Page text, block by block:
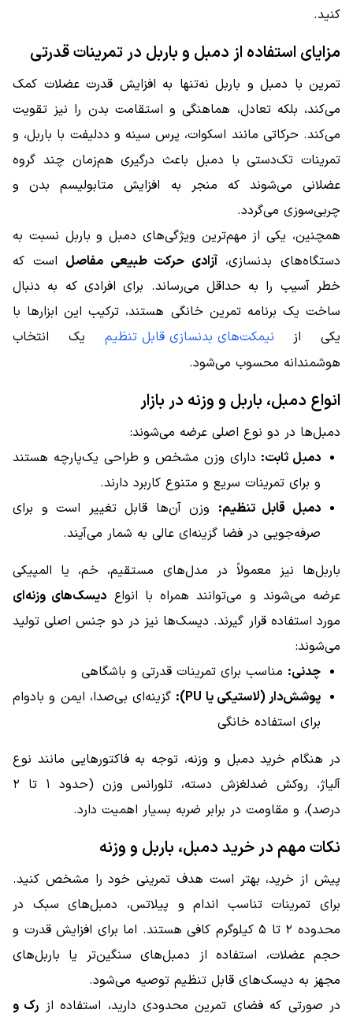
کنید.
مزایای استفاده از دمبل و باربل در تمرینات قدرتی
تمرین با دمبل و باربل نه‌تنها به افزایش قدرت عضلات کمک
می‌کند، بلکه تعادل، هماهنگی و استقامت بدن را نیز تقویت
می‌کند. حرکاتی مانند اسکوات، پرس سینه و ددلیفت با باربل، و
تمرینات تک‌دستی با دمبل باعث درگیری هم‌زمان چند گروه
عضلانی می‌شوند که منجر به افزایش متابولیسم بدن و
چربی‌سوزی می‌گردد.
همچنین، یکی از مهم‌ترین ویژگی‌های دمبل و باربل نسبت به
دستگاه‌های بدنسازی،آزادی حرکت طبیعی مفاصل است که
خطر آسیب را به حداقل می‌رساند. برای افرادی که به دنبال
ساخت یک برنامه تمرین خانگی هستند، ترکیب این ابزارها با
یکی از نیمکت‌های بدنسازی قابل تنظیم یک انتخاب
هوشمندانه محسوب می‌شود.
انواع دمبل، باربل و وزنه در بازار
دمبل‌ها در دو نوع اصلی عرضه می‌شوند:
دمبل ثابت: دارای وزن مشخص و طراحی یک‌پارچه هستند
و برای تمرینات سریع و متنوع کاربرد دارند.
دمبل قابل تنظیم: وزن آن‌ها قابل تغییر است و برای
صرفه‌جویی در فضا گزینه‌ای عالی به شمار می‌آیند.
باربل‌ها نیز معمولاً در مدل‌های مستقیم، خم، یا المپیکی
عرضه می‌شوند و می‌توانند همراه با انواع دیسک‌های وزنه‌ای
مورد استفاده قرار گیرند. دیسک‌ها نیز در دو جنس اصلی تولید
می‌شوند:
چدنی: مناسب برای تمرینات قدرتی و باشگاهی
پوشش‌دار (لاستیکی یا PU):
گزینه‌ای بی‌صدا، ایمن و بادوام
برای استفاده خانگی
در هنگام خرید دمبل و وزنه، توجه به فاکتورهایی مانند نوع
آلیاژ، روکش ضدلغزش دسته، تلورانس وزن (حدود ۱ تا ۲
درصد)، و مقاومت در برابر ضربه بسیار اهمیت دارد.
نکات مهم در خرید دمبل، باربل و وزنه
پیش از خرید، بهتر است هدف تمرینی خود را مشخص کنید.
برای تمرینات تناسب اندام و پیلاتس، دمبل‌های سبک در
محدوده ۲ تا ۵ کیلوگرم کافی هستند. اما برای افزایش قدرت و
حجم عضلات، استفاده از دمبل‌های سنگین‌تر یا باربل‌های
مجهز به دیسک‌های قابل تنظیم توصیه می‌شود.
در صورتی که فضای تمرین محدودی دارید، استفاده از رک و